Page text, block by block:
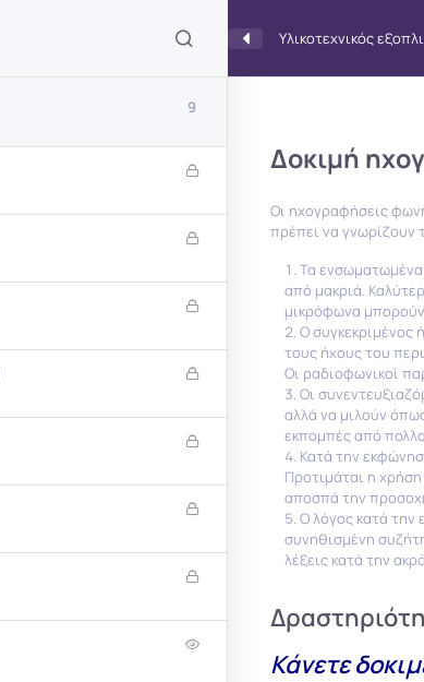
διαδικτυακή
Υλικοτεχνικός
9
Δοκιμή
Οι ηχογραφήσεις
πρέπει να γνωρίζουν
Τα ενσωματωμένα
από μακριά.
μικρόφωνα
Ο συγκεκριμένος
τους ήχους του
Οι ραδιοφωνικοί
Οι
αλλά να μιλούν
εκπομπές από
Κατά την
Προτιμάται η
αποσπά την
Ο λόγος κατά την
συνηθισμένη
λέξεις κατά την
Κάνετε